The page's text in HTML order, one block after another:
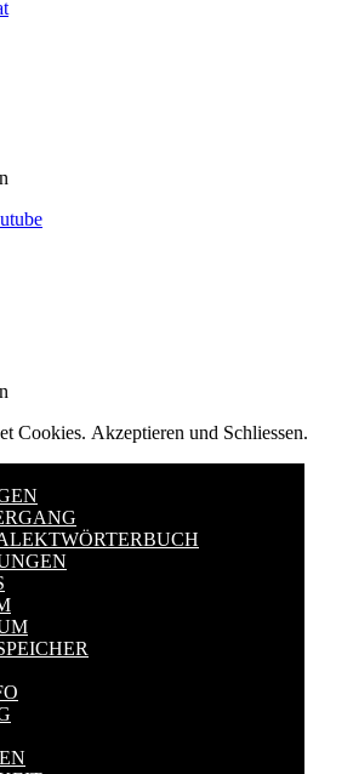
Cookies. Akzeptieren und Schliessen.